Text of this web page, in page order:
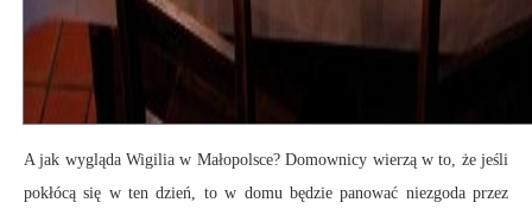
A jak wygląda Wigilia w Małopolsce? Domownicy wierzą w to, że jeśli
pokłócą się w ten dzień, to w domu będzie panować niezgoda przez